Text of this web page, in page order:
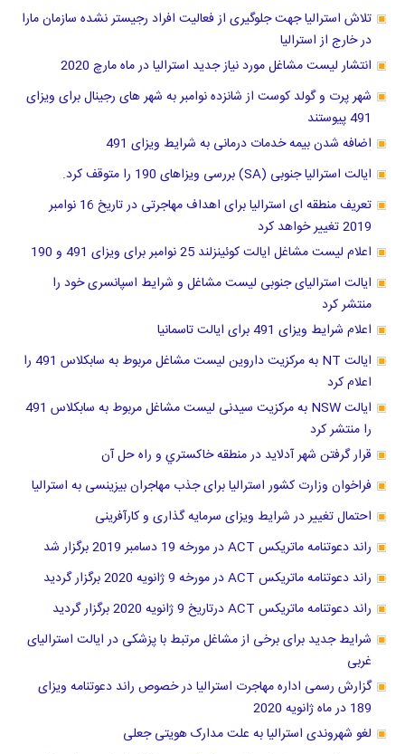
تلاش استرالیا جهت جلوگیری از فعالیت افراد رجیستر نشده سازمان مارا
در خارج از استرالیا
انتشار لیست مشاغل مورد نیاز جدید استرالیا در ماه مارچ 2020
شهر پرت و گولد کوست از شانزده نوامبر به شهر های رجینال برای ویزای
491 پیوستند
اضافه شدن بیمه خدمات درمانی به شرایط ویزای 491
ایالت استرالیا جنوبی (SA) بررسی ویزاهای 190 را متوقف کرد.
تعریف منطقه ای استرالیا برای اهداف مهاجرتی در تاریخ 16 نوامبر
2019 تغییر خواهد کرد
اعلام لیست مشاغل ایالت کوئینزلند 25 نوامبر برای ویزای 491 و 190
ایالت استرالیای جنوبی لیست مشاغل و شرایط اسپانسری خود را
منتشر کرد
اعلام شرایط ویزای 491 برای ایالت تاسمانیا
ایالت NT به مرکزیت داروین لیست مشاغل مربوط به سابکلاس 491 را
اعلام کرد
ایالت NSW به مرکزیت سیدنی لیست مشاغل مربوط به سابکلاس 491
را منتشر کرد
قرار گرفتن شهر آدلاید در منطقه خاكستري و راه حل آن
فراخوان وزارت کشور استرالیا برای جذب مهاجران بیزینسی به استرالیا
احتمال تغییر در شرایط ویزای سرمایه گذاری و کارآفرینی
راند دعوتنامه ماتریکس ACT در مورخه 19 دسامبر 2019 برگزار شد
راند دعوتنامه ماتریکس ACT در مورخه 9 ژانویه 2020 برگزار گردید
راند دعوتنامه ماتریکس ACT درتاریخ 9 ژانویه 2020 برگزار گردید
شرایط جدید برای برخی از مشاغل مرتبط با پزشکی در ایالت استرالیای
غربی
گزارش رسمی اداره مهاجرت استرالیا در خصوص راند دعوتنامه ویزای
189 در ماه ژانویه 2020
لغو شهروندی استرالیا به علت مدارک هویتی جعلی